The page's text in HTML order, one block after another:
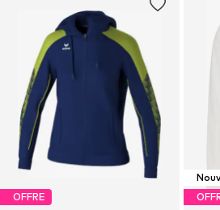
OFFRE